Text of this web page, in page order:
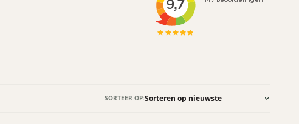
SORTEER OP: